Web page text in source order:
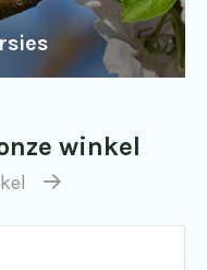
winkel